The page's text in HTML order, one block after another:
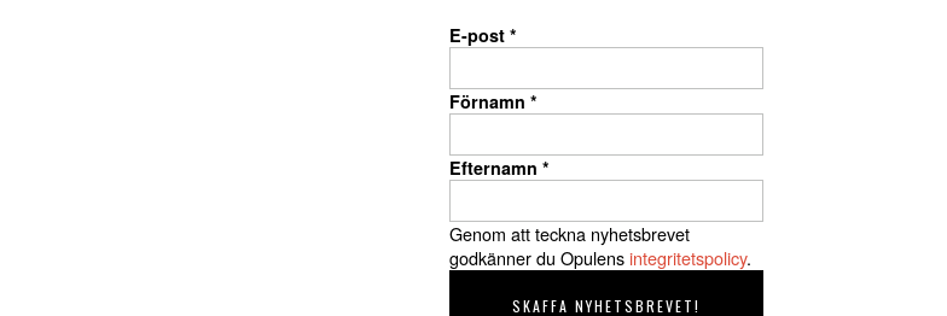
E-post *
Förnamn *
Efternamn *
Genom att teckna nyhetsbrevet
godkänner du Opulensintegritetspolicy.